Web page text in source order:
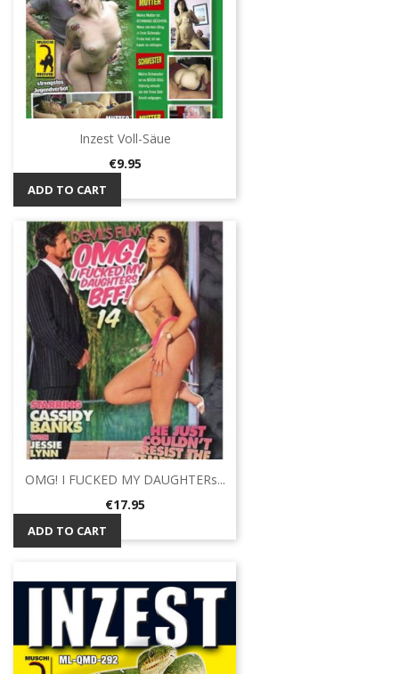
Inzest Voll-Säue
Price
€9.95
ADD TO CART
OMG! I FUCKED MY DAUGHTERs...
Price
€17.95
ADD TO CART